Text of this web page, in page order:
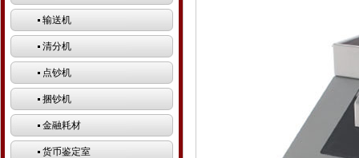
输送机
清分机
点钞机
捆钞机
金融耗材
货币鉴定室